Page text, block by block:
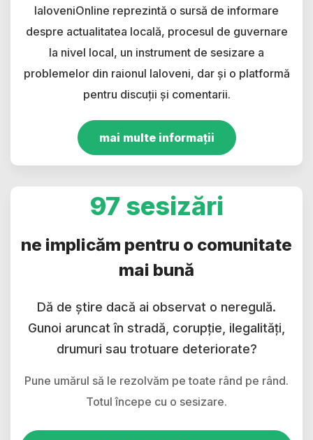
IaloveniOnline reprezintă o sursă de informare
despre actualitatea locală, procesul de guvernare
la nivel local, un instrument de sesizare a
problemelor din raionul Ialoveni, dar și o platformă
pentru discuții și comentarii.
mai multe informații
97 sesizări
ne implicăm pentru o comunitate
mai bună
Dă de știre dacă ai observat o neregulă.
Gunoi aruncat în stradă, corupție, ilegalități,
drumuri sau trotuare deteriorate?
Pune umărul să le rezolvăm pe toate rând pe rând.
Totul începe cu o sesizare.